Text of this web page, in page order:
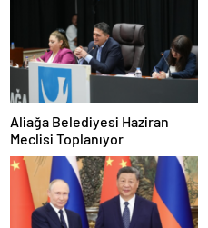
Aliağa Belediyesi Haziran
Meclisi Toplanıyor